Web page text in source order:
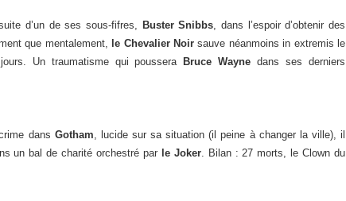
d’un de ses sous-fifres, Buster Snibbs, dans l’espoir d’obtenir des
que mentalement, le Chevalier Noir sauve néanmoins in extremis le
Un traumatisme qui poussera Bruce Wayne dans ses derniers
dans Gotham, lucide sur sa situation (il peine à changer la ville), il
un bal de charité orchestré par le Joker. Bilan : 27 morts, le Clown du